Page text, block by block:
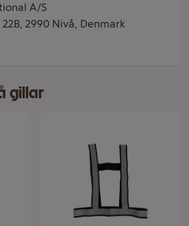
A/S
2990 Nivå, Denmark
gillar